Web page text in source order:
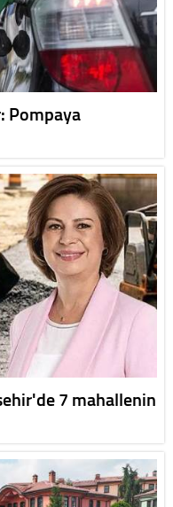
Pompaya
7 mahallenin